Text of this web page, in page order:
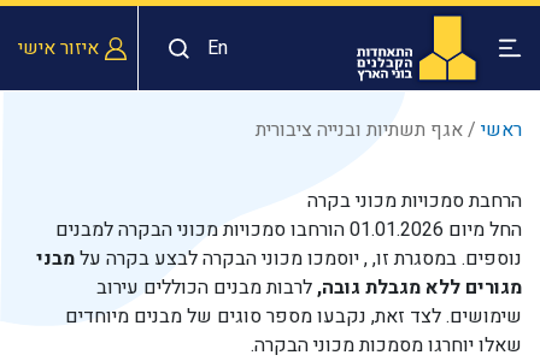
En איזור אישי
ראשי /אגף תשתיות ובנייה ציבורית
הרחבת סמכויות מכוני בקרה
החל מיום 01.01.2026 הורחבו סמכויות מכוני הבקרה למבנים
נוספים. במסגרת זו, , יוסמכו מכוני הבקרה לבצע בקרה עלמבני
מגורים ללא מגבלת גובה,לרבות מבנים הכוללים עירוב
שימושים. לצד זאת, נקבעו מספר סוגים של מבנים מיוחדים
שאלו יוחרגו מסמכות מכוני הבקרה.